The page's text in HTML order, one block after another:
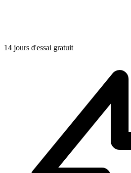
14 jours d'essai gratuit